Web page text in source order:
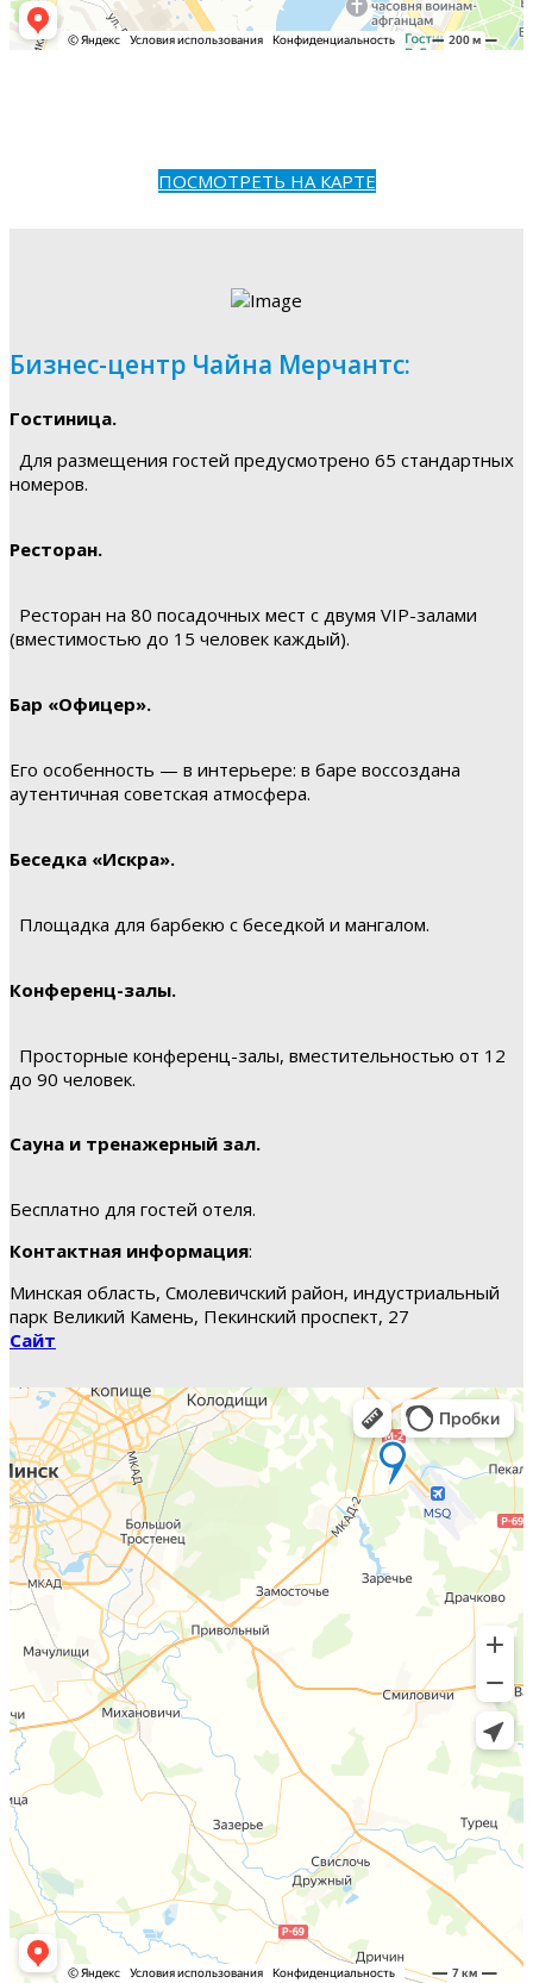
ПОСМОТРЕТЬ НА КАРТЕ
Бизнес-центр Чайна Мерчантс:
Гостиница.
Для размещения гостей предусмотрено 65 стандартных
номеров.
Ресторан.
Ресторан на 80 посадочных мест с двумя VIP-залами
(вместимостью до 15 человек каждый).
Бар «Офицер».
Его особенность — в интерьере: в баре воссоздана
аутентичная советская атмосфера.
Беседка «Искра».
Площадка для барбекю с беседкой и мангалом.
Конференц-залы.
Просторные конференц-залы, вместительностью от 12
до 90 человек.
Сауна и тренажерный зал.
Бесплатно для гостей отеля.
Контактная информация:
Минская область, Смолевичский район, индустриальный
парк Великий Камень, Пекинский проспект, 27
Сайт